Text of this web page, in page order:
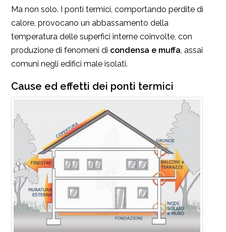
Ma non solo. I ponti termici, comportando perdite di
calore, provocano un abbassamento della
temperatura delle superfici interne coinvolte, con
produzione di fenomeni di condensa e muffa, assai
comuni negli edifici male isolati.
Cause ed effetti dei ponti termici